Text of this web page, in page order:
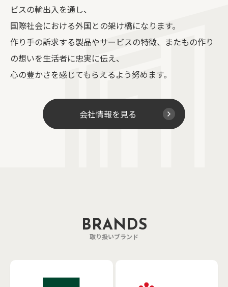
ビスの輸出入を通し、
国際社会における外国との架け橋になります。
作り手の訴求する製品やサービスの特徴、またもの作り
の想いを生活者に忠実に伝え、
心の豊かさを感じてもらえるよう努めます。
会社情報を見る
BRANDS
取り扱いブランド